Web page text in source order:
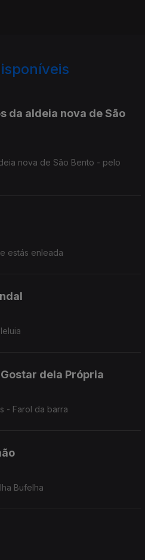
da aldeia nova de São
nova de São Bento - pelo
estás enleada
dela Própria
- Farol da barra
Bufelha